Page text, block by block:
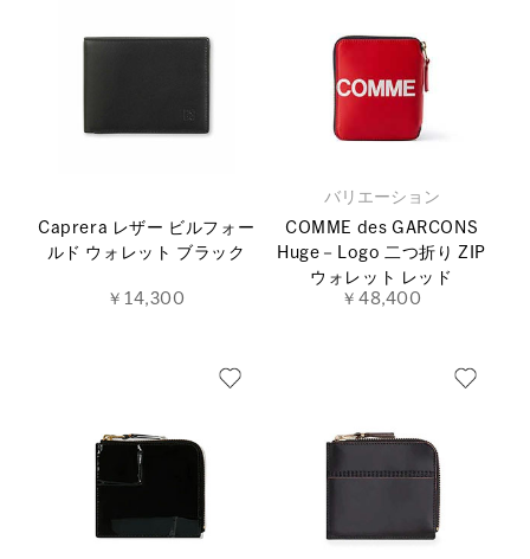
Caprera レザー ビルフォー
ルド ウォレット ブラック
￥14,300
バリエーション
COMME des GARCONS
Huge－Logo 二つ折り ZIP
ウォレット レッド
￥48,400